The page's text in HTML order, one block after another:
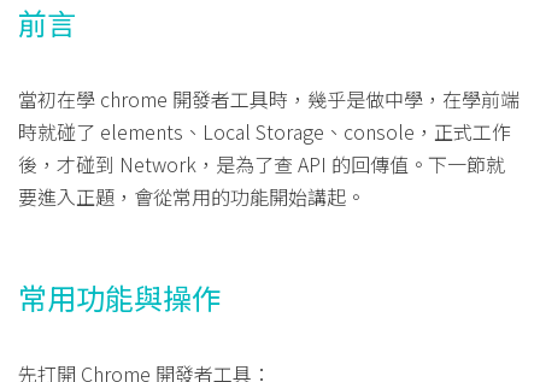
前言
當初在學 chrome 開發者工具時，幾乎是做中學，在學前端
時就碰了 elements、Local Storage、console，正式工作
後，才碰到 Network，是為了查 API 的回傳值。下一節就
要進入正題，會從常用的功能開始講起。
常用功能與操作
先打開 Chrome 開發者工具：